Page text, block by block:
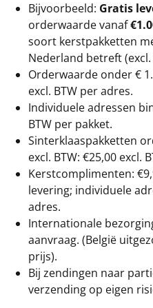
Bijvoorbeeld: Gratis
orderwaarde vanaf
soort kerstpakketten
Nederland betreft
Orderwaarde onder €
excl. BTW per adres.
Individuele adressen
BTW per pakket.
Sinterklaaspakketten
excl. BTW: €25,00 excl.
Kerstcomplimenten:
levering; individuele
adres.
Internationale
aanvraag. (België
prijs).
Bij zendingen naar
verzending op eigen